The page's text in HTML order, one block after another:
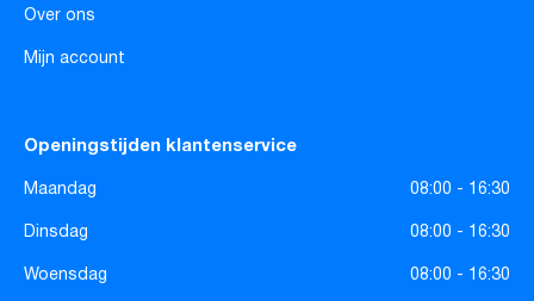
Over ons
Mijn account
Openingstijden klantenservice
Maandag
08:00 - 16:30
Dinsdag
08:00 - 16:30
Woensdag
08:00 - 16:30